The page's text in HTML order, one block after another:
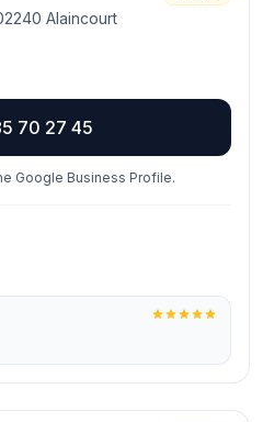
Alaincourt
70 27 45
Google Business Profile.